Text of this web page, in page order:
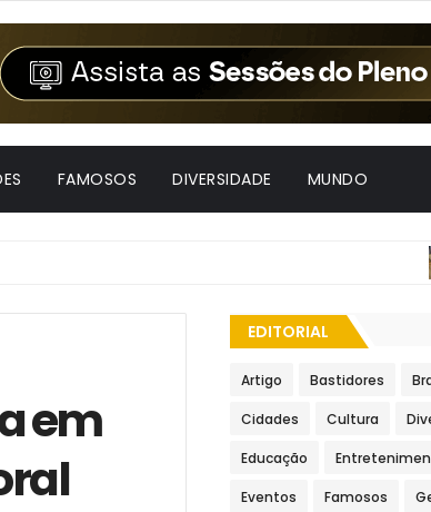
FAMOSOS DIVERSIDADE MUNDO
em
EDITORIAL
Artigo Bastidores
Cidades Cultura
Educação
Eventos Famosos